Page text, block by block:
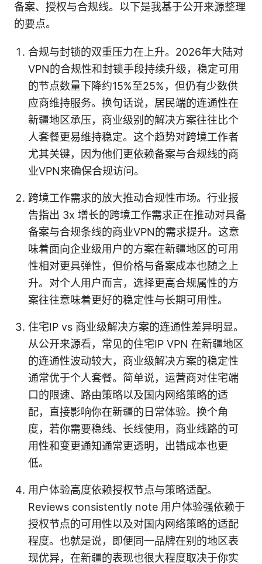
备案、授权与合规线。以下是我基于公开来源整理
的要点。
合规与封锁的双重压力在上升。2026年大陆对
VPN的合规性和封锁手段持续升级，稳定可用
的节点数量下降约15%至25%，但仍有少数供
应商维持服务。换句话说，居民端的连通性在
新疆地区承压，商业级别的解决方案往往比个
人套餐更易维持稳定。这个趋势对跨境工作者
尤其关键，因为他们更依赖备案与合规线的商
业VPN来确保合规访问。
跨境工作需求的放大推动合规性市场。行业报
告指出 3x 增长的跨境工作需求正在推动对具备
备案与合规条线的商业VPN的需求提升。这意
味着面向企业级用户的方案在新疆地区的可用
性相对更具弹性，但价格与备案成本也随之上
升。对个人用户而言，选择更高合规属性的方
案往往意味着更好的稳定性与长期可用性。
住宅IP vs 商业级解决方案的连通性差异明显。
从公开来源看，常见的住宅IP VPN 在新疆地区
的连通性波动较大，商业级解决方案的稳定性
通常优于个人套餐。简单说，运营商对住宅端
口的限速、路由策略以及国内网络策略的适
配，直接影响你在新疆的日常体验。换个角
度，若你需要稳线、长线使用，商业线路的可
用性和变更通知通常更透明，出错成本也更
低。
用户体验高度依赖授权节点与策略适配。
Reviews consistently note 用户体验强依赖于
授权节点的可用性以及对国内网络策略的适配
程度。也就是说，即便同一品牌在别的地区表
现优异，在新疆的表现也很大程度取决于你实